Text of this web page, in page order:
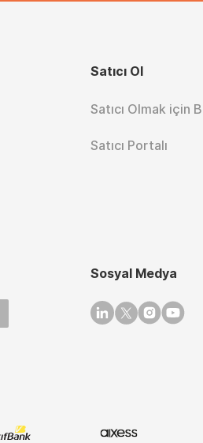
Satıcı Ol
Satıcı Olmak için
Satıcı Portalı
Sosyal Medya
Linkedin
TwitterInstagram